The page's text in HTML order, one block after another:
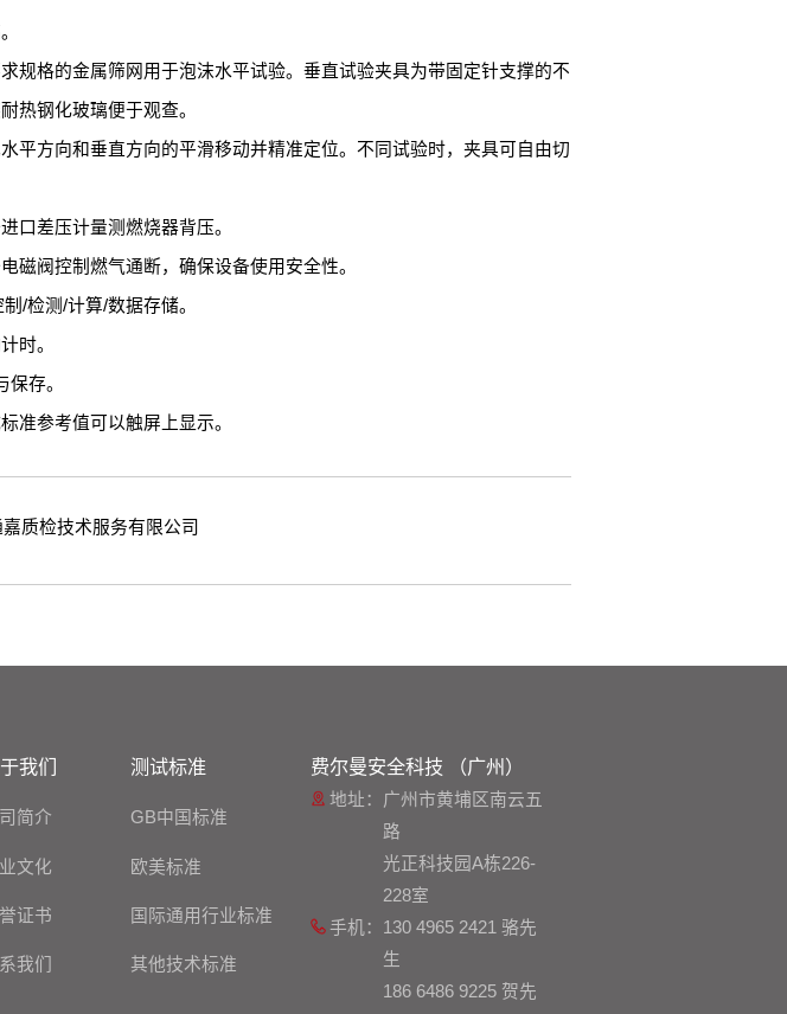
规格的金属筛网用于泡沫水平试验。垂直试验夹具为带固定针支撑的不
热钢化玻璃便于观查。
平方向和垂直方向的平滑移动并精准定位。不同试验时，夹具可自由切
口差压计量测燃烧器背压。
磁阀控制燃气通断，确保设备使用安全性。
/检测/计算/数据存储。
时。
存。
准参考值可以触屏上显示。
质检技术服务有限公司
我们
简介
文化
证书
我们
测试标准
GB中国标准
欧美标准
国际通用行业标准
其他技术标准
费尔曼安全科技 （广州）
地址： 广州市黄埔区南云五
路
光正科技园A栋226-
228室
手机： 130 4965 2421 骆先
生
186 6486 9225 贺先